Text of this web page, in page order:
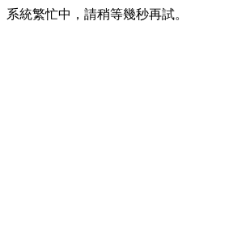
系統繁忙中，請稍等幾秒再試。